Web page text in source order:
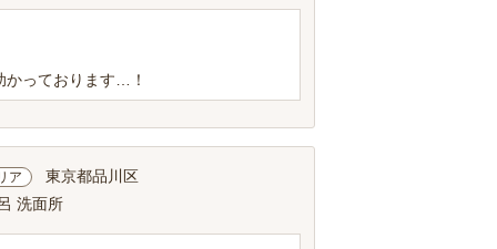
かっております…！
ア 東京都品川区
洗面所